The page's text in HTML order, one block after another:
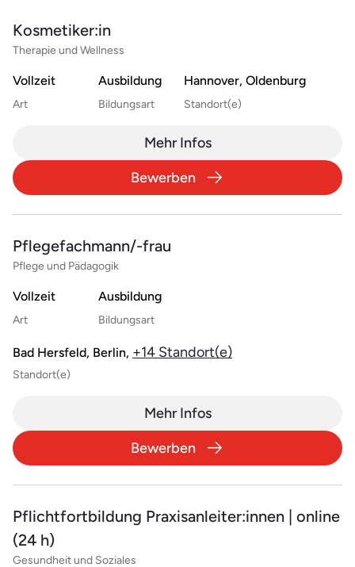
Kosmetiker:in
Therapie und Wellness
Vollzeit
Art
Ausbildung
Bildungsart
Hannover, Oldenburg
Standort(e)
Mehr Infos
Bewerben
Pflegefachmann/-frau
Pflege und Pädagogik
Vollzeit
Art
Ausbildung
Bildungsart
Bad Hersfeld, Berlin, +14 Standort(e)
Standort(e)
Mehr Infos
Bewerben
Pflichtfortbildung Praxisanleiter:innen | online
(24 h)
Gesundheit und Soziales